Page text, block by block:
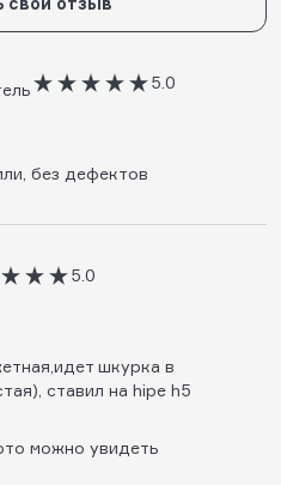
5.0
без дефектов
5.0
шкурка в
ставил на hipe h5
можно увидеть